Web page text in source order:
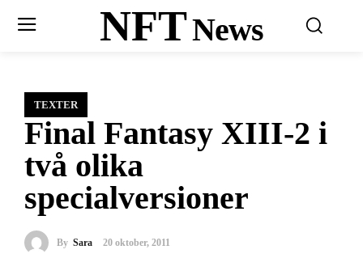
NFTNews
TEXTER
Final Fantasy XIII-2 i
två olika
specialversioner
By Sara 20 oktober, 2011